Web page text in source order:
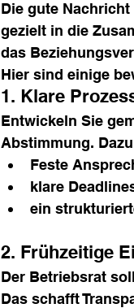
Die gute
gezielt in die
das
Hier sind einige
1. Klare
Entwickeln Sie
Abstimmung.
Feste
klare
ein
2. Frühzeitige
Der Betriebsrat
Das schafft